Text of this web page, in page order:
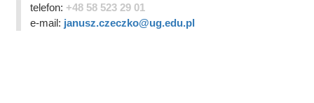
telefon: +48 58 523 29 01
e-mail: janusz.czeczko@ug.edu.pl